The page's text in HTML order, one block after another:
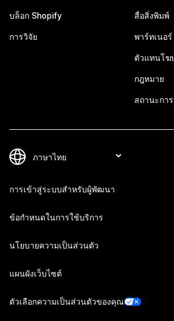
บล็อก Shopify
การวิจัย
สื่อสิ่งพิมพ์
พาร์ทเนอร์
ตัวแทนโฆ
กฎหมาย
สถานะกา
การเข้าสู่ระบบสำหรับผู้พัฒนา
ข้อกำหนดในการใช้บริการ
นโยบายความเป็นส่วนตัว
แผนผังเว็บไซต์
ตัวเลือกความเป็นส่วนตัวของคุณ